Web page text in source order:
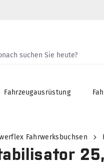
Fahrzeugausrüstung
Fahrwerksbuchsen